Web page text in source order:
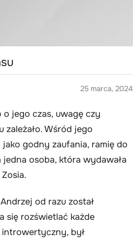
25 marca, 2024
o jego czas, uwagę czy
Wśród jego
godny zaufania, ramię do
osoba, która wydawała
od razu został
się rozświetlać każde
introwertyczny, był